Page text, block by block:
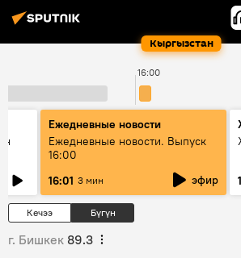
Кыргызстан
16:00
Ежедневные новости
Ежедневные новости. Выпуск
16:00
16:01 3 мин эфир
Кечээ Бүгүн
г. Бишкек 89.3